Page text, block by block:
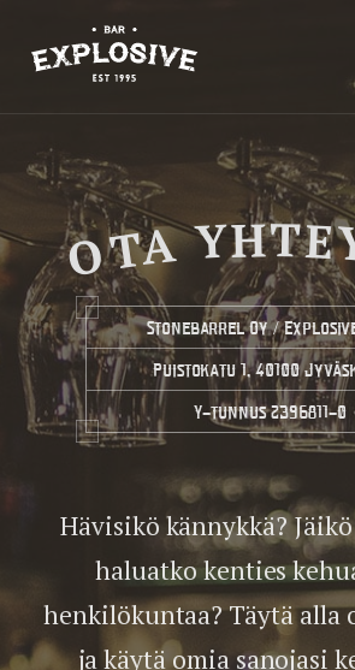
suoraan
Explosive Bar
Historia
Valikoima
Olutarviot
Yhteistyössä
Ota yhteyttä
Ota
yhteyttä
OTA
Stonebarrel Oy /
Puistokatu 1, 40100
Y-tunnus 2396811-0
Hävisikö kännykkä?
haluatko kenties
henkilökuntaa? Täytä alla
ja käytä omia sanojasi